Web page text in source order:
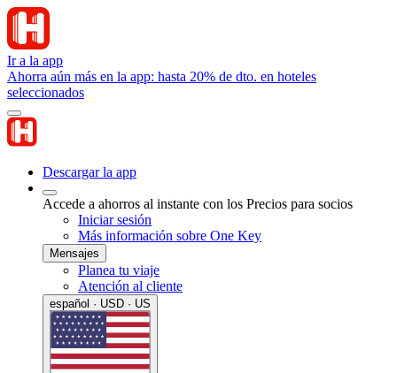
Ir a la app
Ahorra aún más en la app: hasta 20% de dto. en hoteles
seleccionados
Descargar la app
Accede a ahorros al instante con los Precios para socios
Iniciar sesión
Más información sobre One Key
Mensajes
Planea tu viaje
Atención al cliente
español · USD · US